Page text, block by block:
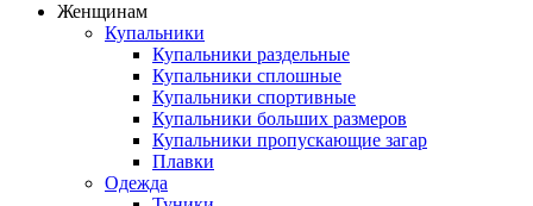
Женщинам
Купальники
Купальники раздельные
Купальники сплошные
Купальники спортивные
Купальники больших размеров
Купальники пропускающие загар
Плавки
Одежда